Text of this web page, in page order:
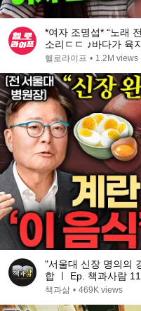
*여자 조명섭* “노래
소리ㄷㄷ ♪바다가 육
헬로라이프 • 1.2M views
"서울대 신장 명의의
합 ㅣ Ep. 책과사람
책과삶 • 469K views